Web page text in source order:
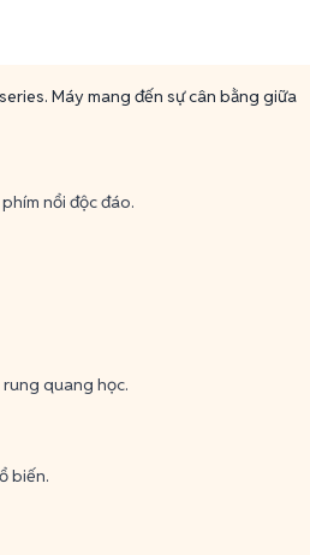
Máy mang đến sự cân bằng giữa
nổi độc đáo.
quang học.
biến.